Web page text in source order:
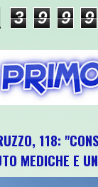
3 9 9 9
118:
MEDICHE E